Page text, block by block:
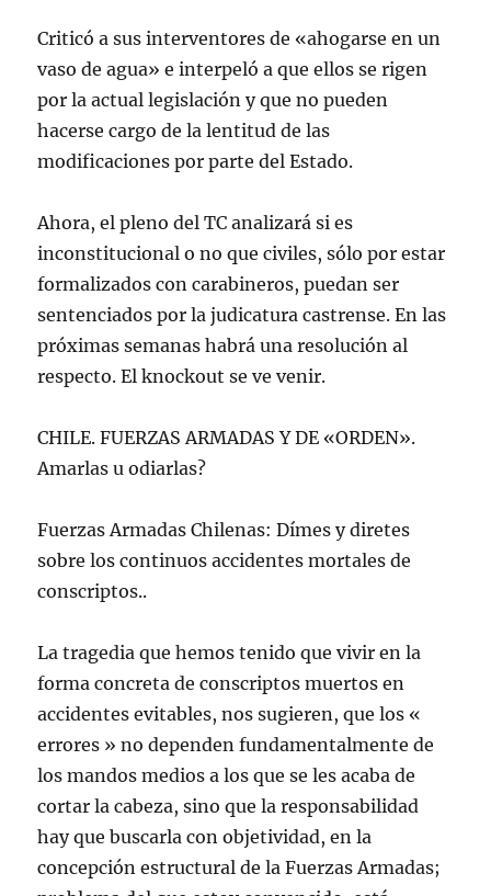
Criticó a sus interventores de «ahogarse en un
vaso de agua» e interpeló a que ellos se rigen
por la actual legislación y que no pueden
hacerse cargo de la lentitud de las
modificaciones por parte del Estado.
Ahora, el pleno del TC analizará si es
inconstitucional o no que civiles, sólo por estar
formalizados con carabineros, puedan ser
sentenciados por la judicatura castrense. En las
próximas semanas habrá una resolución al
respecto. El knockout se ve venir.
CHILE. FUERZAS ARMADAS Y DE «ORDEN».
Amarlas u odiarlas?
Fuerzas Armadas Chilenas: Dímes y diretes
sobre los continuos accidentes mortales de
conscriptos..
La tragedia que hemos tenido que vivir en la
forma concreta de conscriptos muertos en
accidentes evitables, nos sugieren, que los «
errores » no dependen fundamentalmente de
los mandos medios a los que se les acaba de
cortar la cabeza, sino que la responsabilidad
hay que buscarla con objetividad, en la
concepción estructural de la Fuerzas Armadas;